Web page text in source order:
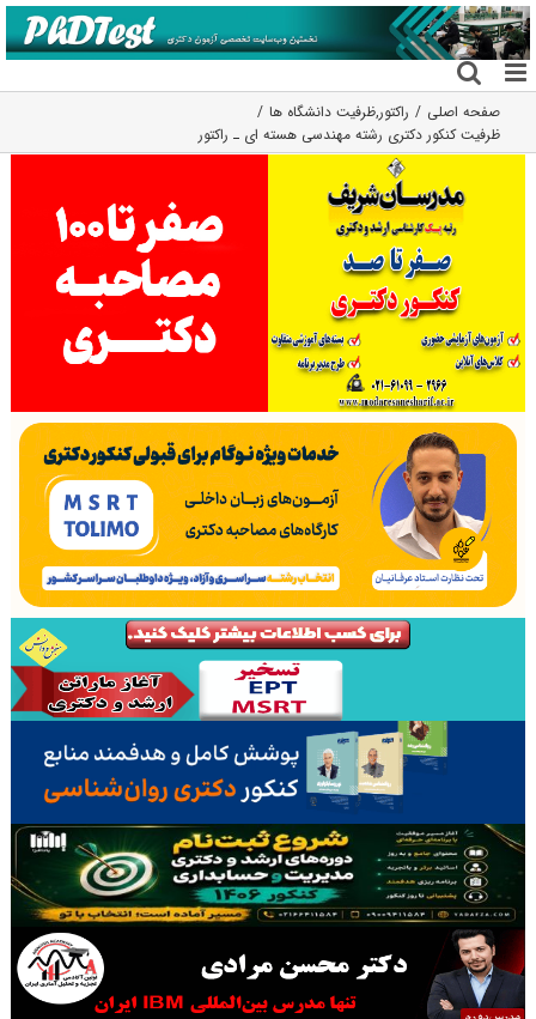
رفتن
به
محتوا
صفحه اصلی راکتور,ظرفیت دانشگاه ها
ظرفیت کنکور دکتری رشته مهندسی هسته ای ـ راﻛﺘﻮر